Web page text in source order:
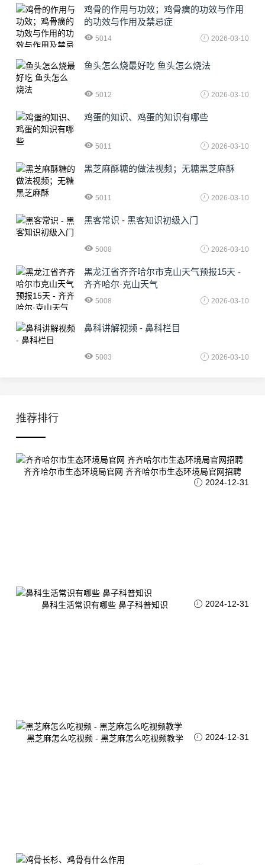
鸡骨的作用与功效；鸡骨癀的功效与作用
的功效与作用及禁忌症
5014 2026-03-10
鱼头怎么烧最好吃 鱼头怎么烧法
5012 2026-03-10
鸡蛋的知识、鸡蛋的知识有哪些
5011 2026-03-10
黑芝麻酥糖的做法视频；无糖黑芝麻酥
5011 2026-03-10
黑客常识 - 黑客知识初级入门
5008 2026-03-10
黑龙江省齐齐哈尔市克山天气预报15天 -
齐齐哈尔·克山天气
5008 2026-03-10
鼻科讲解视频 - 鼻科栏目
5003 2026-03-10
推荐排行
齐齐哈尔市生态环境局官网 齐齐哈尔市生态环境局官网招聘
2024-12-31
鼻科生活常识有哪些 鼻子科普知识 2024-12-31
黑芝麻怎么吃视频 - 黑芝麻怎么吃视频教学 2024-12-31